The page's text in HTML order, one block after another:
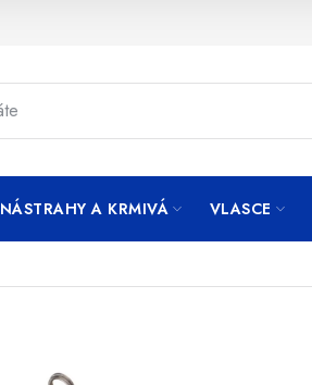
NÁSTRAHY A KRMIVÁ VLASCE